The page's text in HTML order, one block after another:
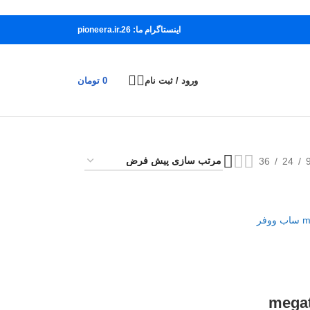
اینستاگرام ما: pioneera.ir.26
ورود / ثبت نام 0 تومان
24
36